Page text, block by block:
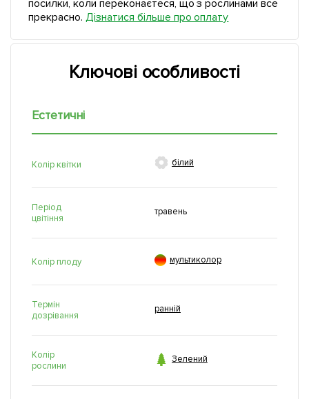
посилки, коли переконаєтеся, що з рослинами все
прекрасно. Дізнатися більше про оплату
Ключові особливості
Естетичні
Колір квітки  білий
Період
цвітіння
травень
Колір плоду  мультиколор
Термін
дозрівання
ранній
Колір
рослини
 Зелений